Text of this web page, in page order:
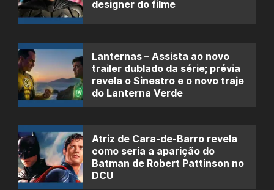
designer do filme
Lanternas – Assista ao novo
trailer dublado da série; prévia
revela o Sinestro e o novo traje
do Lanterna Verde
Atriz de Cara-de-Barro revela
como seria a aparição do
Batman de Robert Pattinson no
DCU